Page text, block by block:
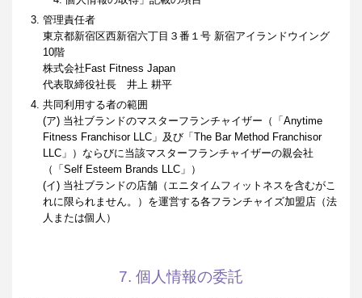
管理責任者
東京都新宿区西新宿六丁目３番１号 新宿アイランドウイング
10階
株式会社Fast Fitness Japan
代表取締役社長 井上 耕平
共同利用する者の範囲
(ア) 当社ブランドのマスターフランチャイザー（「Anytime
Fitness Franchisor LLC」及び「The Bar Method Franchisor
LLC」）ならびに当該マスターフランチャイザーの親会社
（「Self Esteem Brands LLC」）
(イ) 当社ブランドの店舗（エニタイムフィットネスを含むがこ
れに限られません。）を運営する各フランチャイズ加盟店（法
人または個人）
7. 個人情報の委託